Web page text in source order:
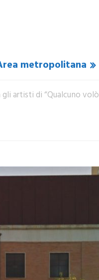
metropolitana
artisti di “Qualcuno